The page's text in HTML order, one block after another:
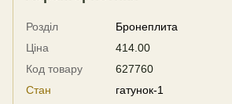
Розділ
Бронеплита
Ціна
414.00
Код товару
627760
Стан
гатунок-1